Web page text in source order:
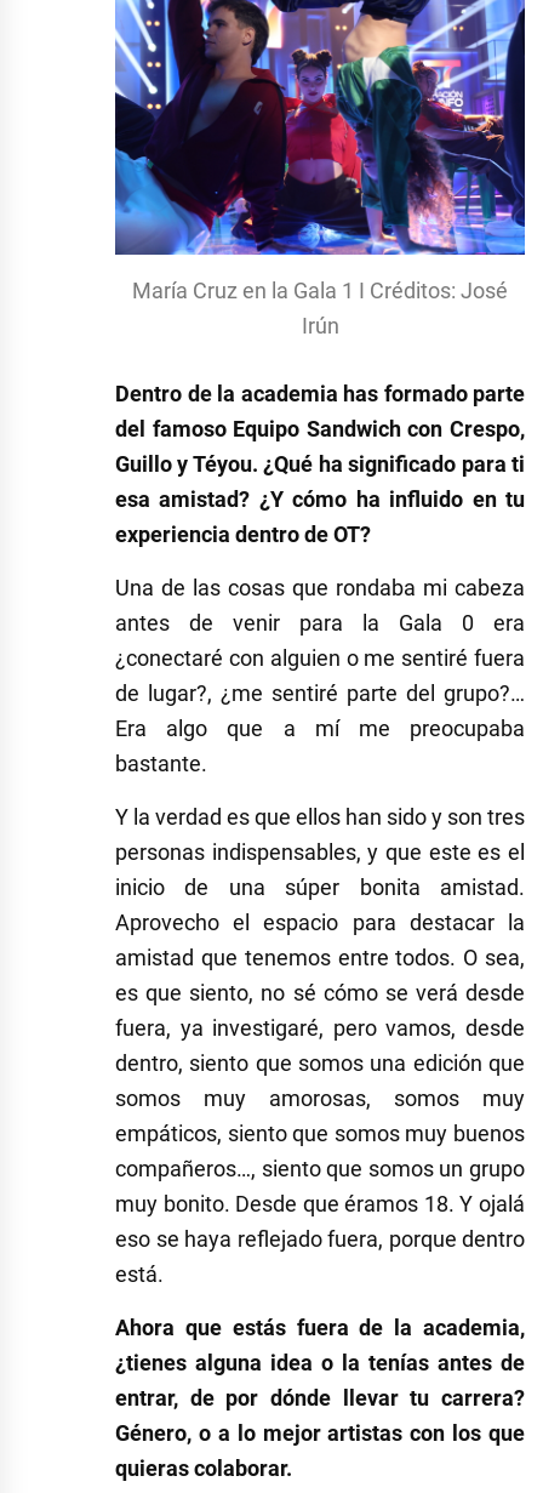
María Cruz en la Gala 1 I Créditos: José
Irún
Dentro de la academia has formado parte
del famoso Equipo Sandwich con Crespo,
Guillo y Téyou. ¿Qué ha significado para ti
esa amistad? ¿Y cómo ha influido en tu
experiencia dentro de OT?
Una de las cosas que rondaba mi cabeza
antes de venir para la Gala 0 era
¿conectaré con alguien o me sentiré fuera
de lugar?, ¿me sentiré parte del grupo?…
Era algo que a mí me preocupaba
bastante.
Y la verdad es que ellos han sido y son tres
personas indispensables, y que este es el
inicio de una súper bonita amistad.
Aprovecho el espacio para destacar la
amistad que tenemos entre todos. O sea,
es que siento, no sé cómo se verá desde
fuera, ya investigaré, pero vamos, desde
dentro, siento que somos una edición que
somos muy amorosas, somos muy
empáticos, siento que somos muy buenos
compañeros…, siento que somos un grupo
muy bonito. Desde que éramos 18. Y ojalá
eso se haya reflejado fuera, porque dentro
está.
Ahora que estás fuera de la academia,
¿tienes alguna idea o la tenías antes de
entrar, de por dónde llevar tu carrera?
Género, o a lo mejor artistas con los que
quieras colaborar.